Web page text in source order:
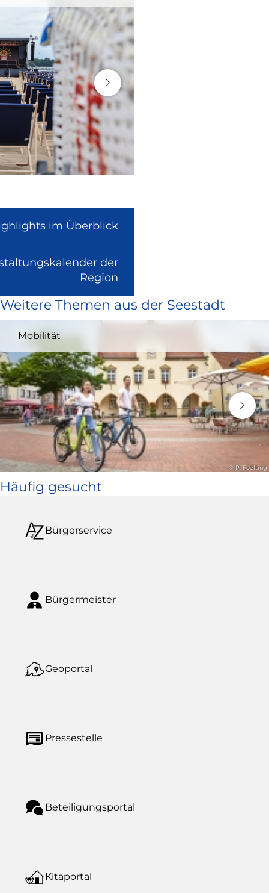
im Überblick
der
Region
extern
und
in
neuem
Fenster)
Weitere Themen aus der Seestadt
Mobilität
© P. Foelting
Häufig gesucht
Bürgerservice
Bürgermeister
Geoportal
Pressestelle
Beteiligungsportal
Kitaportal